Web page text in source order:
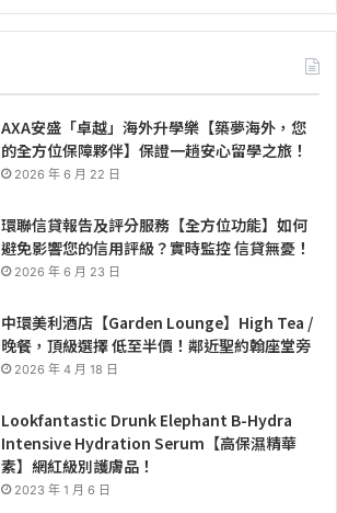
AXA安盛「卓越」海外升學樂【築夢海外，您
的全方位保障夥伴】保證一趟安心留學之旅！
2026 年 6 月 22 日
環聯信貸報告及評分服務【全方位功能】如何
避免影響您的信用評級？實時監控 信貸無憂！
2026 年 6 月 23 日
中環美利酒店【Garden Lounge】High Tea /
晚餐，頂級選擇 低至半價！鄰近聖約翰座堂旁
2026 年 4 月 18 日
Lookfantastic Drunk Elephant B-Hydra
Intensive Hydration Serum【高保濕精華
素】網紅級別護膚品！
2023 年 1 月 6 日